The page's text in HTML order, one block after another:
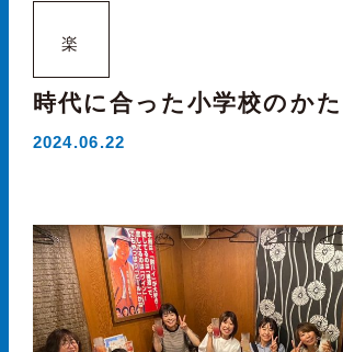
楽
時代に合った小学校のか
2024.06.22